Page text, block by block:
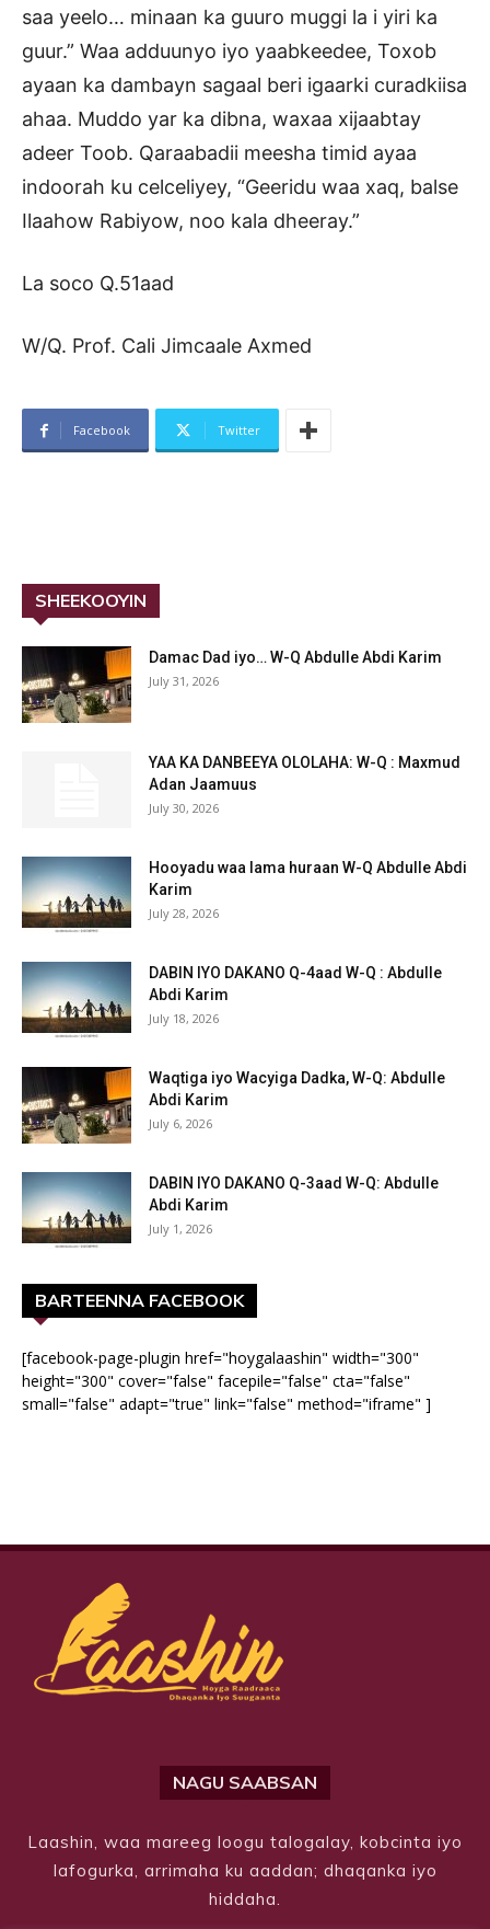
saa yeelo… minaan ka guuro muggi la i yiri ka
guur.” Waa adduunyo iyo yaabkeedee, Toxob
ayaan ka dambayn sagaal beri igaarki curadkiisa
ahaa. Muddo yar ka dibna, waxaa xijaabtay
adeer Toob. Qaraabadii meesha timid ayaa
indoorah ku celceliyey, “Geeridu waa xaq, balse
Ilaahow Rabiyow, noo kala dheeray.”
La soco Q.51aad
W/Q. Prof. Cali Jimcaale Axmed
Facebook Twitter
SHEEKOOYIN
Damac Dad iyo… W-Q Abdulle Abdi Karim
July 31, 2026
YAA KA DANBEEYA OLOLAHA: W-Q : Maxmud
Adan Jaamuus
July 30, 2026
Hooyadu waa lama huraan W-Q Abdulle Abdi
Karim
July 28, 2026
DABIN IYO DAKANO Q-4aad W-Q : Abdulle
Abdi Karim
July 18, 2026
Waqtiga iyo Wacyiga Dadka, W-Q: Abdulle
Abdi Karim
July 6, 2026
DABIN IYO DAKANO Q-3aad W-Q: Abdulle
Abdi Karim
July 1, 2026
BARTEENNA FACEBOOK
[facebook-page-plugin href="hoygalaashin" width="300"
height="300" cover="false" facepile="false" cta="false"
small="false" adapt="true" link="false" method="iframe" ]
NAGU SAABSAN
Laashin, waa mareeg loogu talogalay, kobcinta iyo
lafogurka, arrimaha ku aaddan; dhaqanka iyo
hiddaha.